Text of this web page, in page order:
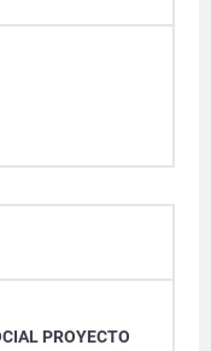
PROYECTO